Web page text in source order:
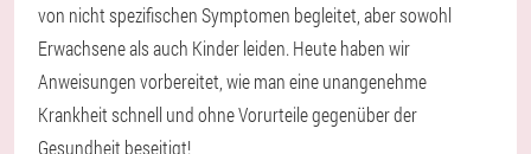
von nicht spezifischen Symptomen begleitet, aber sowohl
Erwachsene als auch Kinder leiden. Heute haben wir
Anweisungen vorbereitet, wie man eine unangenehme
Krankheit schnell und ohne Vorurteile gegenüber der
Gesundheit beseitigt!